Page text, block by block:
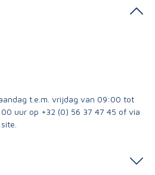
t.e.m. vrijdag van 09:00 tot
uur op +32 (0) 56 37 47 45 of via